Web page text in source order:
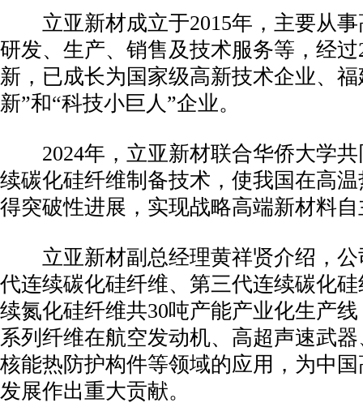
立亚新材成立于2015年，主要从事
研发、生产、销售及技术服务等，经
新，已成长为国家级高新技术企业、
新”和“科技小巨人”企业。
2024年，立亚新材联合华侨大学共
续碳化硅纤维制备技术，使我国在高
得突破性进展，实现战略高端新材料
立亚新材副总经理黄祥贤介绍，公
代连续碳化硅纤维、第三代连续碳化
续氮化硅纤维共30吨产能产业化生产
系列纤维在航空发动机、高超声速武
核能热防护构件等领域的应用，为中
发展作出重大贡献。